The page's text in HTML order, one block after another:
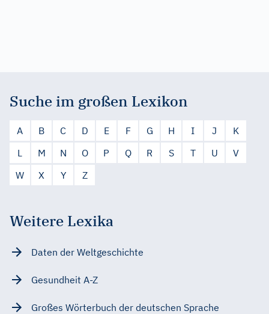
Suche im großen Lexikon
A B C D E F G H I J
K
L
M N O P Q R S T U
V
W
X Y Z
Weitere Lexika
Daten der Weltgeschichte
Gesundheit A-Z
Großes Wörterbuch der deutschen Sprache